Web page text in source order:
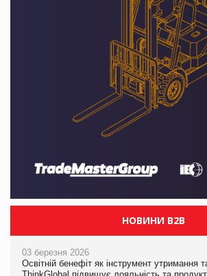
НОВИНИ B2B
03 березня 2026
Освітній бенефіт як інструмент утримання